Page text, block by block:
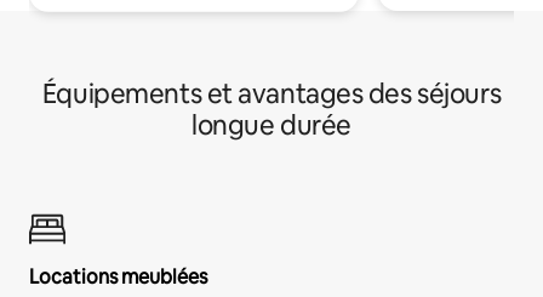
Équipements et avantages des séjours
longue durée
Locations meublées